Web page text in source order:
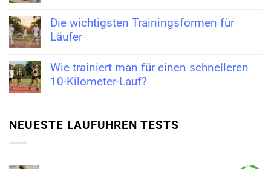
Die wichtigsten Trainingsformen für
Läufer
Wie trainiert man für einen schnelleren
10-Kilometer-Lauf?
NEUESTE LAUFUHREN TESTS